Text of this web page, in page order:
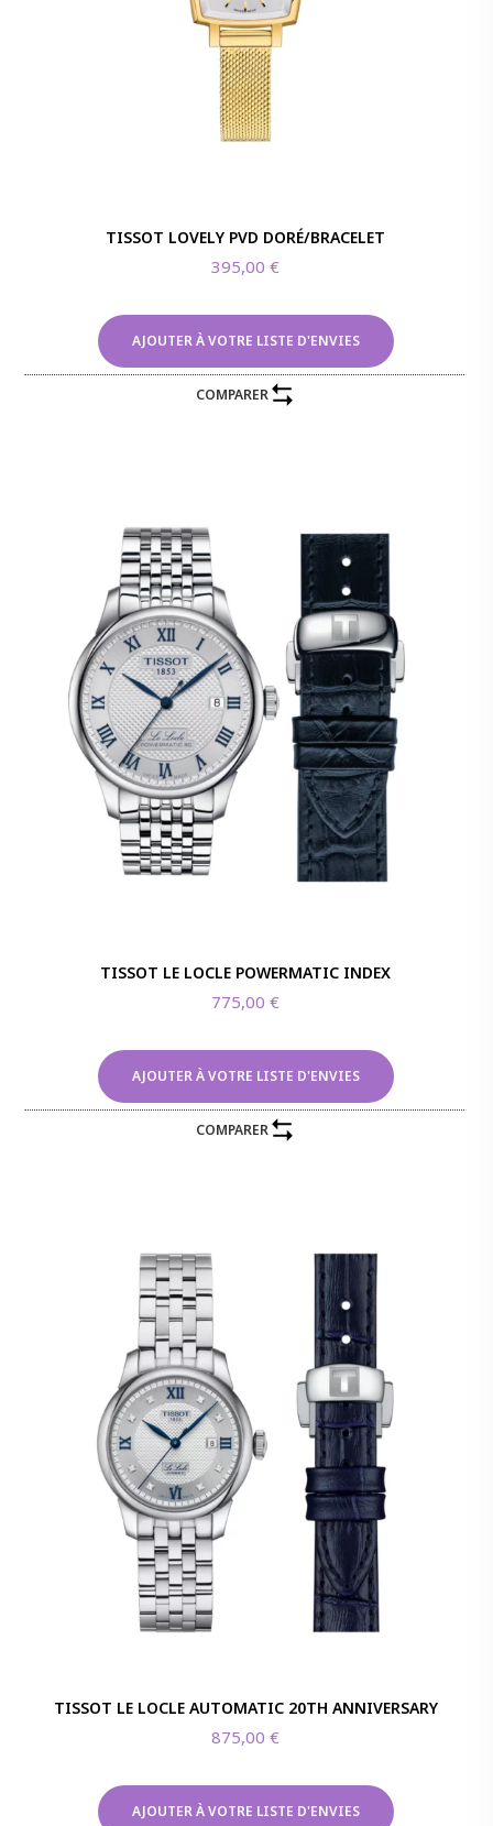
TISSOT LOVELY PVD DORÉ/BRACELET
395,00€
AJOUTER À VOTRE LISTE D'ENVIES
COMPARER
TISSOT LE LOCLE POWERMATIC INDEX
775,00€
AJOUTER À VOTRE LISTE D'ENVIES
COMPARER
TISSOT LE LOCLE AUTOMATIC 20TH ANNIVERSARY
875,00€
AJOUTER À VOTRE LISTE D'ENVIES